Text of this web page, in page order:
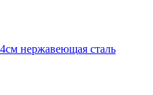
нержавеющая сталь